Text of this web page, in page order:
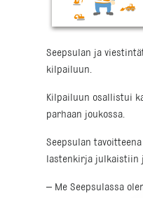
Seepsulan ja
kilpailuun.
Kilpailuun osallistui
parhaan joukossa.
Seepsulan
lastenkirja julkaistiin
– Me Seepsulassa